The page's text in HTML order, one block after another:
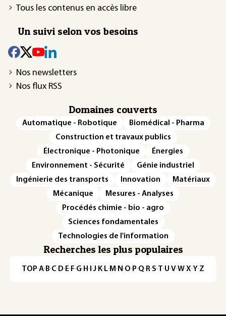
Tous les contenus en accès libre
Un suivi selon vos besoins
Nos newsletters
Nos flux RSS
Domaines couverts
Automatique - Robotique
Biomédical - Pharma
Construction et travaux publics
Électronique - Photonique
Énergies
Environnement - Sécurité
Génie industriel
Ingénierie des transports
Innovation
Matériaux
Mécanique
Mesures - Analyses
Procédés chimie - bio - agro
Sciences fondamentales
Technologies de l'information
Recherches les plus populaires
TOP·A·B·C· D· E· F·G· H · ·J· K· L· M · N ·O· P·Q· R·S·T·U·V·W·X·Y·Z